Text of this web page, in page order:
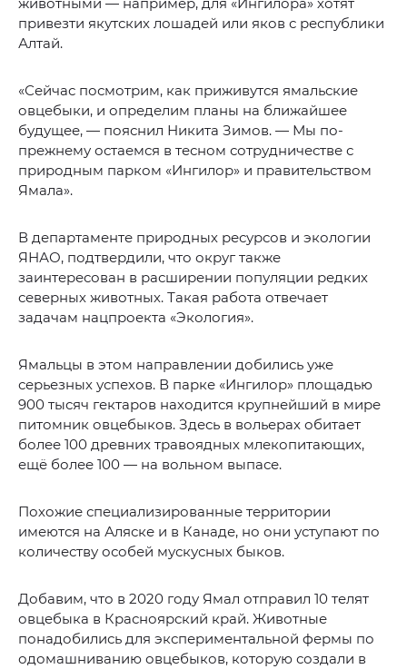
привезти якутских лошадей или яков с республики
Алтай.
«Сейчас посмотрим, как приживутся ямальские
овцебыки, и определим планы на ближайшее
будущее, — пояснил Никита Зимов. — Мы по-
прежнему остаемся в тесном сотрудничестве с
природным парком «Ингилор» и правительством
Ямала».
В департаменте природных ресурсов и экологии
ЯНАО, подтвердили, что округ также
заинтересован в расширении популяции редких
северных животных. Такая работа отвечает
задачам нацпроекта «Экология».
Ямальцы в этом направлении добились уже
серьезных успехов. В парке «Ингилор» площадью
900 тысяч гектаров находится крупнейший в мире
питомник овцебыков. Здесь в вольерах обитает
более 100 древних травоядных млекопитающих,
ещё более 100 — на вольном выпасе.
Похожие специализированные территории
имеются на Аляске и в Канаде, но они уступают по
количеству особей мускусных быков.
Добавим, что в 2020 году Ямал отправил 10 телят
овцебыка в Красноярский край. Животные
понадобились для экспериментальной фермы по
одомашниванию овцебыков, которую создали в